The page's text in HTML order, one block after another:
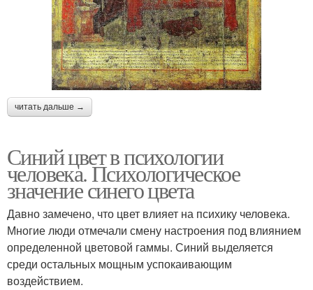
читать дальше →
Синий цвет в психологии
человека. Психологическое
значение синего цвета
Давно замечено, что цвет влияет на психику человека.
Многие люди отмечали смену настроения под влиянием
определенной цветовой гаммы. Синий выделяется
среди остальных мощным успокаивающим
воздействием.